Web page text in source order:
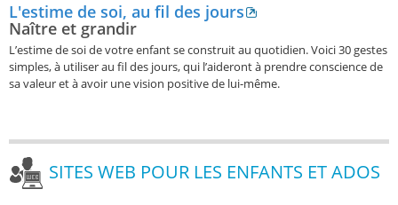
L'estime de soi, au fil des jours
Naître et grandir
L’estime de soi de votre enfant se construit au quotidien. Voici 30 gestes
simples, à utiliser au fil des jours, qui l’aideront à prendre conscience de
sa valeur et à avoir une vision positive de lui-même.
SITES WEB POUR LES ENFANTS ET ADOS